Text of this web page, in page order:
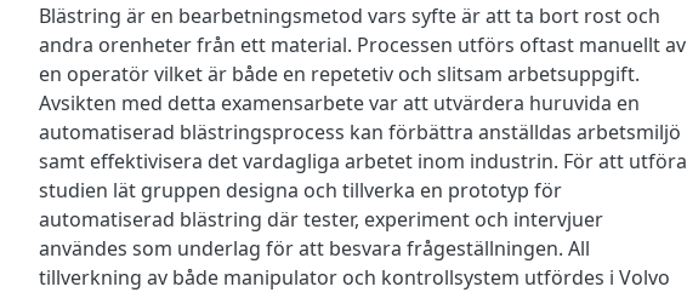
Blästring är en bearbetningsmetod vars syfte är att ta bort rost och
andra orenheter från ett material. Processen utförs oftast manuellt av
en operatör vilket är både en repetetiv och slitsam arbetsuppgift.
Avsikten med detta examensarbete var att utvärdera huruvida en
automatiserad blästringsprocess kan förbättra anställdas arbetsmiljö
samt effektivisera det vardagliga arbetet inom industrin. För att utföra
studien lät gruppen designa och tillverka en prototyp för
automatiserad blästring där tester, experiment och intervjuer
användes som underlag för att besvara frågeställningen. All
tillverkning av både manipulator och kontrollsystem utfördes i Volvo